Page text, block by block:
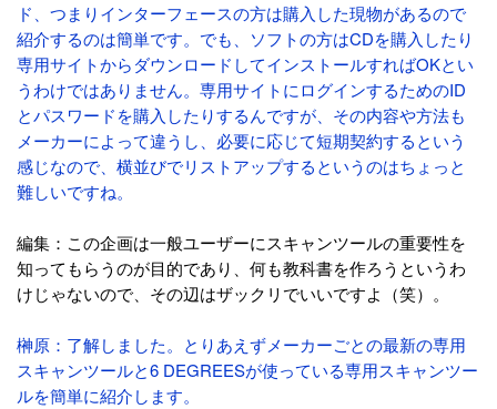
ド、つまりインターフェースの方は購入した現物があるので
紹介するのは簡単です。でも、ソフトの方はCDを購入したり
専用サイトからダウンロードしてインストールすればOKとい
うわけではありません。専用サイトにログインするためのID
とパスワードを購入したりするんですが、その内容や方法も
メーカーによって違うし、必要に応じて短期契約するという
感じなので、横並びでリストアップするというのはちょっと
難しいですね。
編集：この企画は一般ユーザーにスキャンツールの重要性を
知ってもらうのが目的であり、何も教科書を作ろうというわ
けじゃないので、その辺はザックリでいいですよ（笑）。
榊原：了解しました。とりあえずメーカーごとの最新の専用
スキャンツールと6 DEGREESが使っている専用スキャンツー
ルを簡単に紹介します。